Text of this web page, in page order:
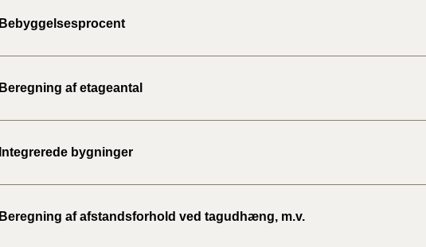
BR18 (1/
2020)
Bebyggelsesprocent
Beregning af etageantal
Integrerede bygninger
Beregning af afstandsforhold ved tagudhæng, m.v.